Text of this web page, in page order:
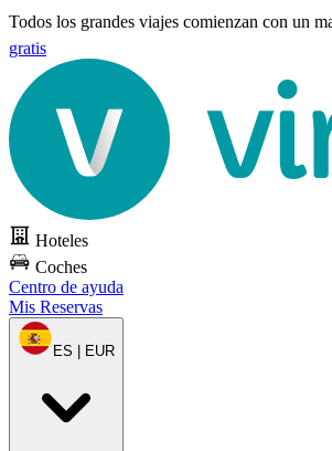
Todos los grandes viajes comienzan con un
gratis
Hoteles
Coches
Centro de ayuda
Mis Reservas
ES | EUR